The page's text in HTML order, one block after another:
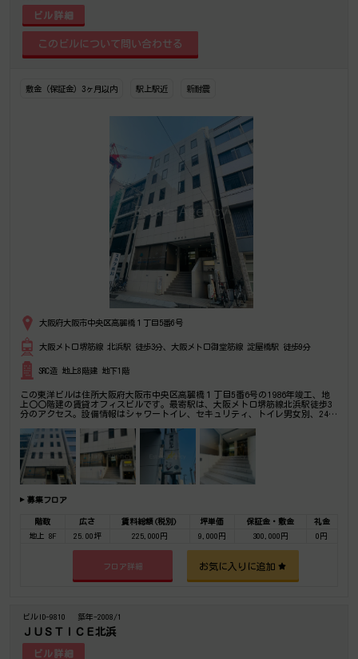
ビル詳細
敷金（保証金）3ヶ月以内 駅上駅近 新耐震
大阪府大阪市中央区高麗橋１丁目5番6号
大阪メトロ堺筋線 北浜駅 徒歩3分、大阪メトロ御堂筋線 淀屋橋駅 徒歩9分
SRC造 地上8階建 地下1階
この東洋ビルは住所大阪府大阪市中央区高麗橋１丁目5番6号の1986年竣工、地
上〇〇階建の賃貸オフィスビルです。最寄駅は、大阪メトロ堺筋線北浜駅徒歩3
分のアクセス。設備情報はシャワートイレ、セキュリティ、トイレ男女別、24時
覧下さいませ！ その他、事務所、オフィス移転、不動産の事なら何でもお気軽
にご相談下さい。
募集フロア
階数 広さ 賃料総額(税別) 坪単価 保証金・敷金
礼金
地上 8F
25.00坪 225,000円 9,000円 300,000円 0円
フロア詳細 お気に入りに追加
ビルID-9810 築年-2008/1
ＪＵＳＴＩＣＥ北浜
ビル詳細